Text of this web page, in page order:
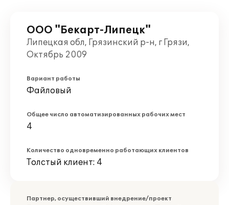
ООО "Бекарт-Липецк"
Липецкая обл, Грязинский р-н, г Грязи,
Октябрь 2009
Вариант работы
Файловый
Общее число автоматизированных рабочих мест
4
Количество одновременно работающих клиентов
Толстый клиент: 4
Партнер, осуществивший внедрение/проект